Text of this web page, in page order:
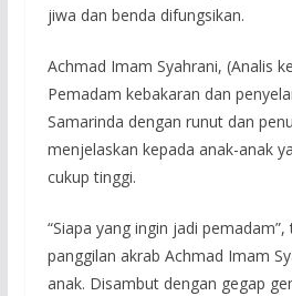
jiwa dan benda difungsikan.
Achmad Imam Syahrani, (Analis
Pemadam kebakaran dan
Samarinda dengan runut dan
menjelaskan kepada anak-anak
cukup tinggi.
“Siapa yang ingin jadi
panggilan akrab Achmad Imam
anak. Disambut dengan gegap